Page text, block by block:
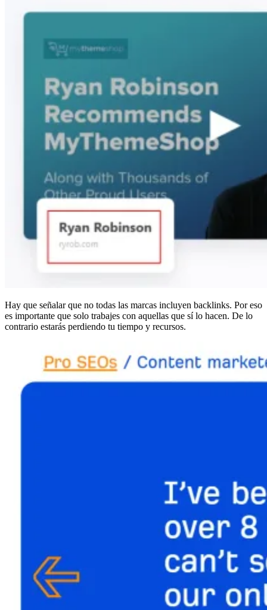
Hay que señalar que no todas las marcas incluyen backlinks. Por eso
es importante que solo trabajes con aquellas que sí lo hacen. De lo
contrario estarás perdiendo tu tiempo y recursos.